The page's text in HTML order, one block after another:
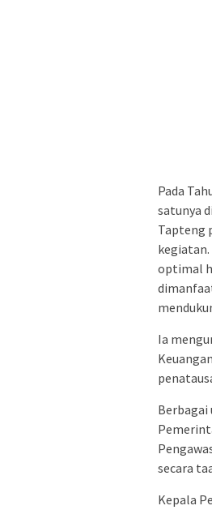
Pada
satunya
Tapteng
optimal
Ia
secara
Kepala